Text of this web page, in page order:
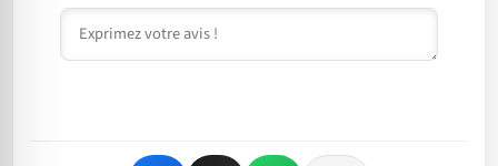
Commentaire